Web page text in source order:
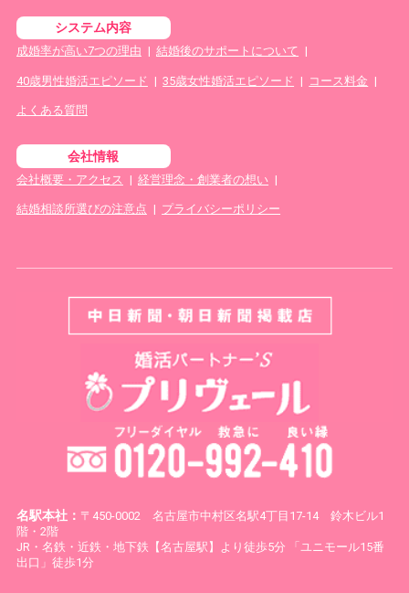
システム内容
成婚率が高い7つの理由 | 結婚後のサポートについて |
40歳男性婚活エピソード | 35歳女性婚活エピソード | コース料金 |
よくある質問
会社情報
会社概要・アクセス | 経営理念・創業者の想い |
結婚相談所選びの注意点 | プライバシーポリシー
名駅本社： 〒450-0002 名古屋市中村区名駅4丁目17-14 鈴木ビル1
階・2階
JR・名鉄・近鉄・地下鉄【名古屋駅】より徒歩5分 「ユニモール15番
出口」徒歩1分